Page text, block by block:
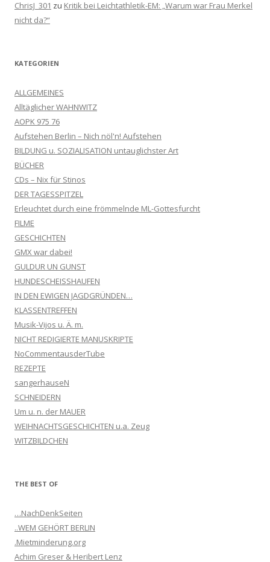
ChrisJ_301 zu Kritik bei Leichtathletik-EM: „Warum war Frau Merkel
nicht da?“
KATEGORIEN
ALLGEMEINES
Alltäglicher WAHNWITZ
AOPK 975 76
Aufstehen Berlin – Nich nöl'n! Aufstehen
BILDUNG u. SOZIALISATION untauglichster Art
BÜCHER
CDs – Nix für Stinos
DER TAGESSPITZEL
Erleuchtet durch eine frömmelnde ML-Gottesfurcht
FILME
GESCHICHTEN
GMX war dabei!
GULDUR UN GUNST
HUNDESCHEISSHAUFEN
IN DEN EWIGEN JAGDGRÜNDEN…
KLASSENTREFFEN
Musik-Vijos u. Ä. m.
NICHT REDIGIERTE MANUSKRIPTE
NoCommentausderTube
REZEPTE
sangerhauseN
SCHNEIDERN
Um u. n. der MAUER
WEIHNACHTSGESCHICHTEN u.a. Zeug
WITZBILDCHEN
THE BEST OF
…NachDenkSeiten
..WEM GEHÖRT BERLIN
.Mietminderung.org
Achim Greser & Heribert Lenz